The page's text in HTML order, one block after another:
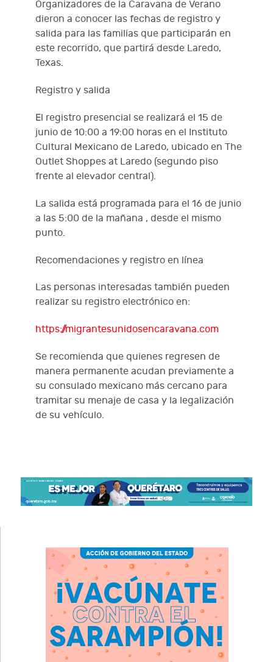
Organizadores de la Caravana de Verano
dieron a conocer las fechas de registro y
salida para las familias que participarán en
este recorrido, que partirá desde Laredo,
Texas.
Registro y salida
El registro presencial se realizará el 15 de
junio de 10:00 a 19:00 horas en el Instituto
Cultural Mexicano de Laredo, ubicado en The
Outlet Shoppes at Laredo (segundo piso
frente al elevador central).
La salida está programada para el 16 de junio
a las 5:00 de la mañana , desde el mismo
punto.
Recomendaciones y registro en línea
Las personas interesadas también pueden
realizar su registro electrónico en:
https://migrantesunidosencaravana.com
Se recomienda que quienes regresen de
manera permanente acudan previamente a
su consulado mexicano más cercano para
tramitar su menaje de casa y la legalización
de su vehículo.